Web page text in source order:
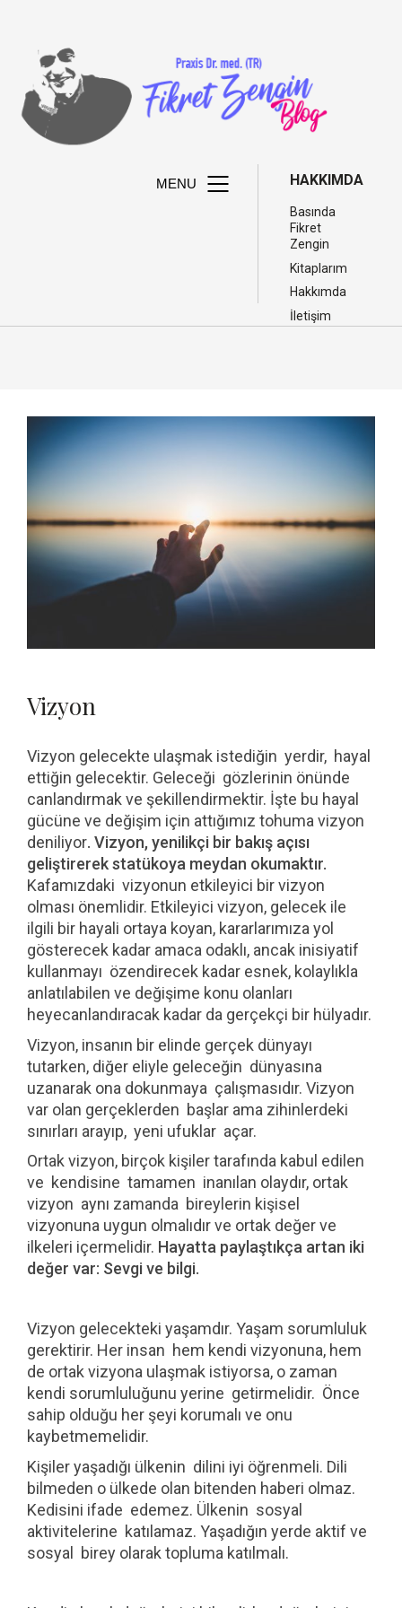
MENU HAKKIMDA
Basında
Fikret
Zengin
Kitaplarım
Hakkımda
İletişim
Vizyon
Vizyon gelecekte ulaşmak istediğin yerdir, hayal
ettiğin gelecektir. Geleceği gözlerinin önünde
canlandırmak ve şekillendirmektir. İşte bu hayal
gücüne ve değişim için attığımız tohuma vizyon
deniliyor. Vizyon, yenilikçi bir bakış açısı
geliştirerek statükoya meydan okumaktır.
Kafamızdaki vizyonun etkileyici bir vizyon
olması önemlidir. Etkileyici vizyon, gelecek ile
ilgili bir hayali ortaya koyan, kararlarımıza yol
gösterecek kadar amaca odaklı, ancak inisiyatif
kullanmayı özendirecek kadar esnek, kolaylıkla
anlatılabilen ve değişime konu olanları
heyecanlandıracak kadar da gerçekçi bir hülyadır.
Vizyon, insanın bir elinde gerçek dünyayı
tutarken, diğer eliyle geleceğin dünyasına
uzanarak ona dokunmaya çalışmasıdır. Vizyon
var olan gerçeklerden başlar ama zihinlerdeki
sınırları arayıp, yeni ufuklar açar.
Ortak vizyon, birçok kişiler tarafında kabul edilen
ve kendisine tamamen inanılan olaydır, ortak
vizyon aynı zamanda bireylerin kişisel
vizyonuna uygun olmalıdır ve ortak değer ve
ilkeleri içermelidir. Hayatta paylaştıkça artan iki
değer var: Sevgi ve bilgi.
Vizyon gelecekteki yaşamdır. Yaşam sorumluluk
gerektirir. Her insan hem kendi vizyonuna, hem
de ortak vizyona ulaşmak istiyorsa, o zaman
kendi sorumluluğunu yerine getirmelidir. Önce
sahip olduğu her şeyi korumalı ve onu
kaybetmemelidir.
Kişiler yaşadığı ülkenin dilini iyi öğrenmeli. Dili
bilmeden o ülkede olan bitenden haberi olmaz.
Kedisini ifade edemez. Ülkenin sosyal
aktivitelerine katılamaz. Yaşadığın yerde aktif ve
sosyal birey olarak topluma katılmalı.